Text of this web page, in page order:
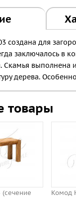
создана для
заключалось в
Скамья выполнена
дерева.
товары
Комод Норд